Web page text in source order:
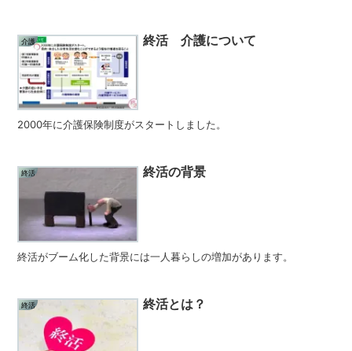
介護 終活 介護について
2000年に介護保険制度がスタートしました。
終活 終活の背景
終活がブーム化した背景には一人暮らしの増加があります。
終活 終活とは？